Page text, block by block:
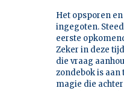
Het opsporen
ingegoten.
eerste
Zeker in deze
die vraag
zondebok is aan
magie die